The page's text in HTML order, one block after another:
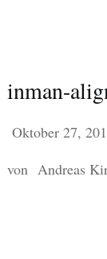
inman-
Oktober 27,
von Andreas